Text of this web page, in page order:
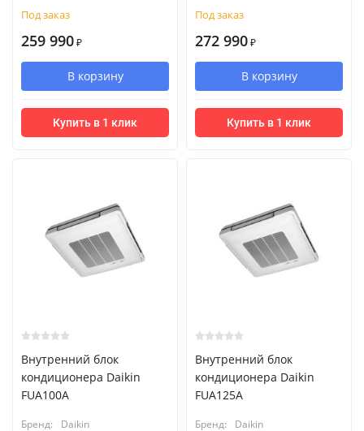
Под заказ
259 990 ₽
В корзину
Купить в 1 клик
Под заказ
272 990 ₽
В корзину
Купить в 1 клик
Внутренний блок
кондиционера Daikin
FUA100A
Бренд: Daikin
Внутренний блок
кондиционера Daikin
FUA125A
Бренд: Daikin